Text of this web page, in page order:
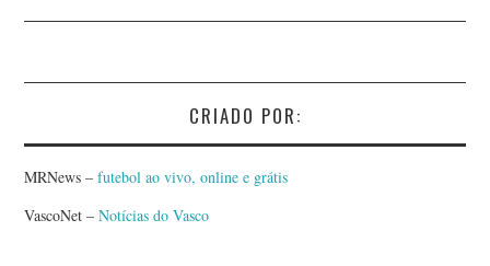
CRIADO POR:
MRNews –futebol ao vivo, online e grátis
VascoNet – Notícias do Vasco